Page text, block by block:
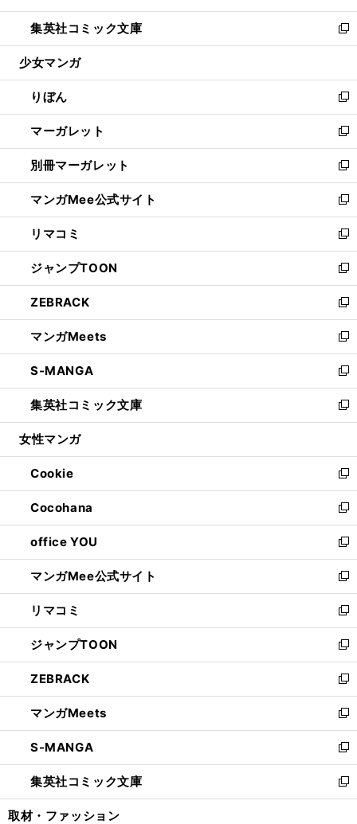
開
く
ウ
で
開
ン
ド
ウ
開
く
ウ
ィ
ン
ウ
で
開
く
し
い
ウ
ン
ド
ウ
で
開
く
集英社コミック文庫
新
し
ウ
ィ
ン
ド
ウ
で
開
く
少女マンガ
りぼん
新
し
い
ウ
ィ
ン
ド
ウ
で
開
く
マーガレット
新
し
い
ウ
ィ
ン
ド
ウ
で
開
く
別冊マーガレット
新
し
い
ウ
ィ
ン
ド
ウ
で
開
く
マンガMee公式サイト
新
し
い
ウ
ィ
ン
ド
ウ
で
開
く
リマコミ
新
し
い
ウ
ィ
ン
ド
ウ
で
開
く
ジャンプTOON
新
し
い
ウ
ィ
ン
ド
ウ
で
開
ZEBRACK
新
し
い
ウ
ィ
ン
ド
ウ
開
く
マンガMeets
新
し
い
ウ
ィ
ン
ウ
で
開
く
S-MANGA
新
し
い
ウ
ン
ド
ウ
で
開
く
集英社コミック文庫
新
し
ウ
ィ
ン
ド
ウ
で
開
く
女性マンガ
Cookie
新
し
い
ウ
ィ
ン
ド
ウ
で
開
く
Cocohana
新
し
い
ウ
ィ
ン
ド
ウ
で
開
く
office YOU
新
し
い
ウ
ィ
ン
ド
ウ
で
開
く
マンガMee公式サイト
新
し
い
ウ
ィ
ン
ド
ウ
で
開
く
リマコミ
新
し
い
ウ
ィ
ン
ド
ウ
で
開
く
ジャンプTOON
新
し
い
ウ
ィ
ン
ド
ウ
で
開
ZEBRACK
新
し
い
ウ
ィ
ン
ド
ウ
マンガMeets
新
し
い
ウ
ィ
ン
S-MANGA
新
し
い
ウ
集英社コミック文庫
新
し
取材・ファッション